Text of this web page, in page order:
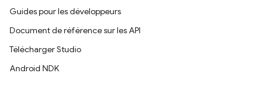
Guides pour les développeurs
Document de référence sur les API
Télécharger Studio
Android NDK